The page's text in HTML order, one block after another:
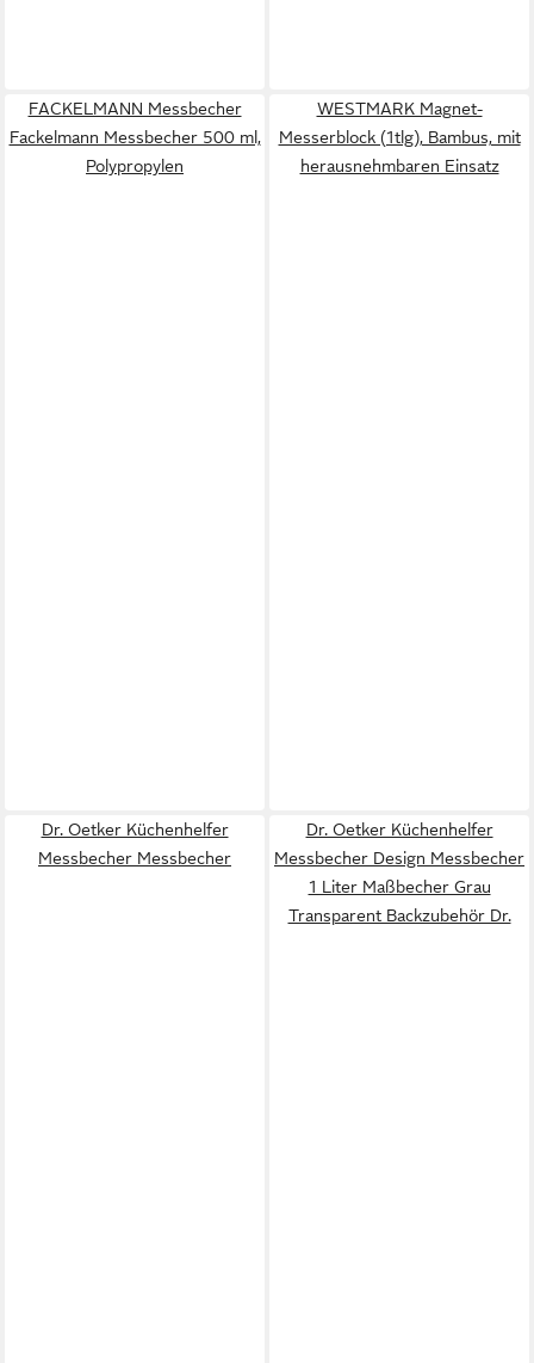
FACKELMANN Messbecher
Fackelmann Messbecher 500 ml,
Polypropylen
WESTMARK Magnet-
Messerblock (1tlg), Bambus, mit
herausnehmbaren Einsatz
Dr. Oetker Küchenhelfer
Messbecher Messbecher
Dr. Oetker Küchenhelfer
Messbecher Design Messbecher
1 Liter Maßbecher Grau
Transparent Backzubehör Dr.